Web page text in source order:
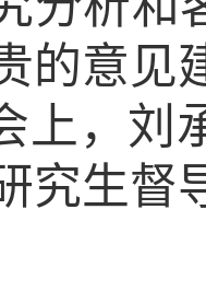
的意见
上， 刘
究生督